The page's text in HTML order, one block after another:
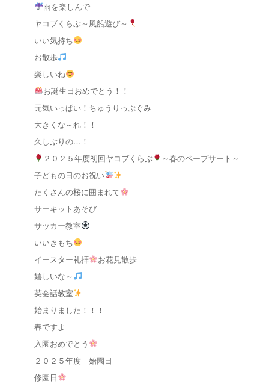
雨を楽しんで
ヤコブくらぶ～風船遊び～
いい気持ち
お散歩
楽しいね
お誕生日おめでとう！！
元気いっぱい！ちゅうりっぷぐみ
大きくな～れ！！
久しぶりの…！
２０２５年度初回ヤコブくらぶ
～春のペープサート～
子どもの日のお祝い
たくさんの桜に囲まれて
サーキットあそび
サッカー教室
いいきもち
イースター礼拝
お花見散歩
嬉しいな～
英会話教室
始まりました！！！
春ですよ
入園おめでとう
２０２５年度 始園日
修園日